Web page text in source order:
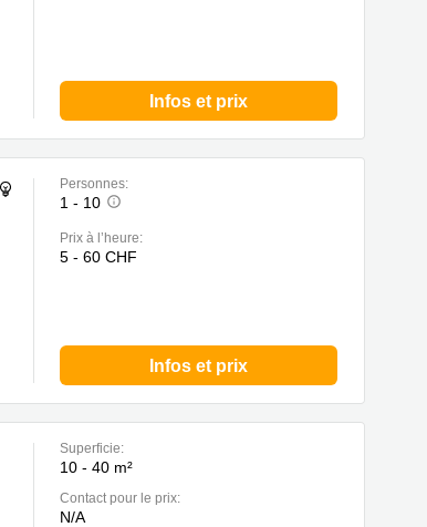
Infos et prix
Personnes:
1 - 10
Prix à l’heure:
5 - 60 CHF
Infos et prix
Superficie:
10 - 40 m²
Contact pour le prix:
N/A